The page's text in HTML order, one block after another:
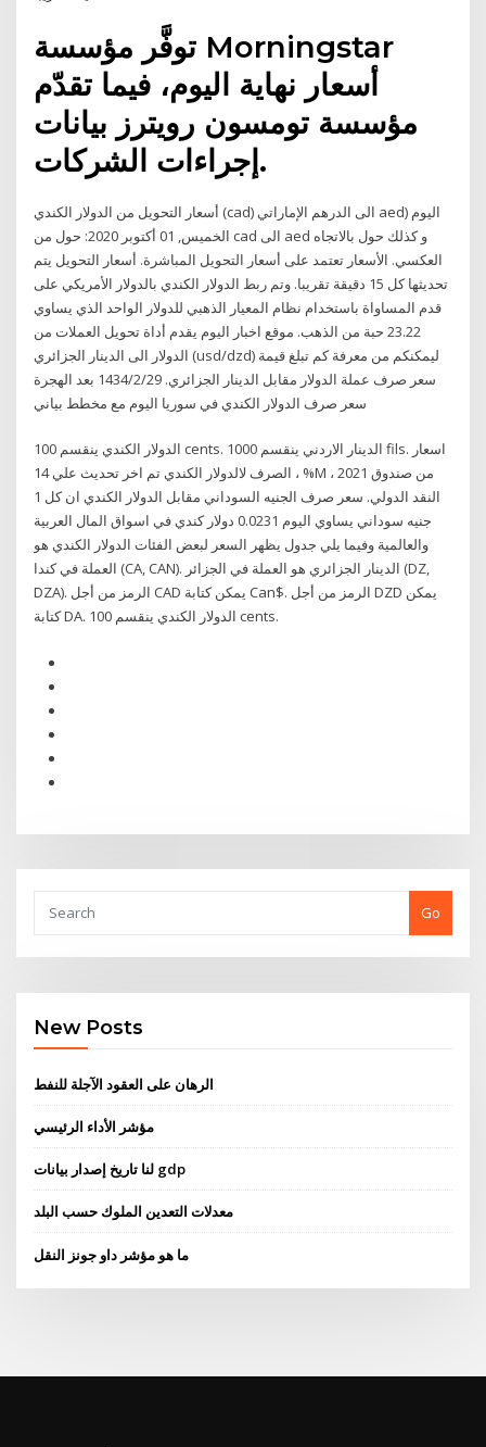
توفَّر مؤسسة Morningstar
أسعار نهاية اليوم، فيما تقدّم
مؤسسة تومسون رويترز بيانات
إجراءات الشركات.
أسعار التحويل من الدولار الكندي (cad) الى الدرهم الإماراتي aed) اليوم
الخميس, 01 أكتوبر 2020: حول من cad الى aed و كذلك حول بالاتجاه
العكسي. الأسعار تعتمد على أسعار التحويل المباشرة. أسعار التحويل يتم
تحديثها كل 15 دقيقة تقريبا. وتم ربط الدولار الكندي بالدولار الأمريكي على
قدم المساواة باستخدام نظام المعيار الذهبي للدولار الواحد الذي يساوي
23.22 حبة من الذهب. موقع اخبار اليوم يقدم أداة تحويل العملات من
الدولار الى الدينار الجزائري (usd/dzd) ليمكنكم من معرفة كم تبلغ قيمة
سعر صرف عملة الدولار مقابل الدينار الجزائري. 29‏‏/2‏‏/1434 بعد الهجرة
سعر صرف الدولار الكندي في سوريا اليوم مع مخطط بياني
الدولار الكندي ينقسم 100 cents. الدينار الاردني ينقسم 1000 fils. اسعار
الصرف لالدولار الكندي تم اخر تحديث علي 14 ، %M ، 2021 من صندوق
النقد الدولي. سعر صرف الجنيه السوداني مقابل الدولار الكندي ان كل 1
جنيه سوداني يساوي اليوم 0.0231 دولار كندي في اسواق المال العربية
والعالمية وفيما يلي جدول يظهر السعر لبعض الفئات الدولار الكندي هو
العملة في كندا (CA, CAN). الدينار الجزائري هو العملة في الجزائر (DZ,
DZA). الرمز من أجل CAD يمكن كتابة Can$. الرمز من أجل DZD يمكن
كتابة DA. الدولار الكندي ينقسم 100 cents.
Go
New Posts
الرهان على العقود الآجلة للنفط
مؤشر الأداء الرئيسي
لنا تاريخ إصدار بيانات gdp
معدلات التعدين الملوك حسب البلد
ما هو مؤشر داو جونز النقل